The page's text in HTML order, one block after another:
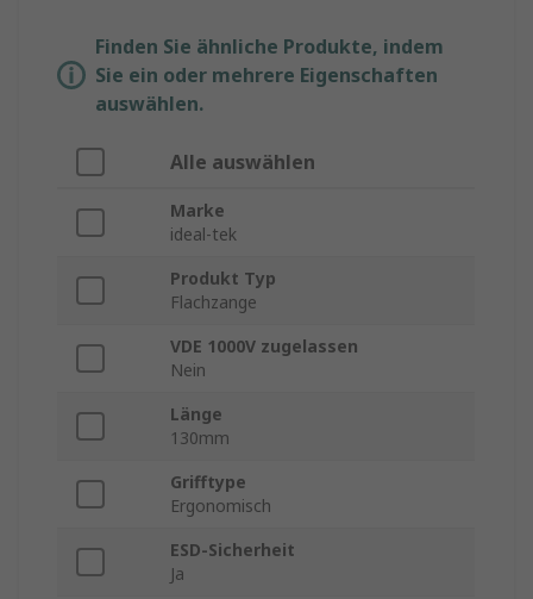
Finden Sie ähnliche Produkte, indem
Sie ein oder mehrere Eigenschaften
auswählen.
Alle auswählen
Marke
ideal-tek
Produkt Typ
Flachzange
VDE 1000V zugelassen
Nein
Länge
130mm
Grifftype
Ergonomisch
ESD-Sicherheit
Ja